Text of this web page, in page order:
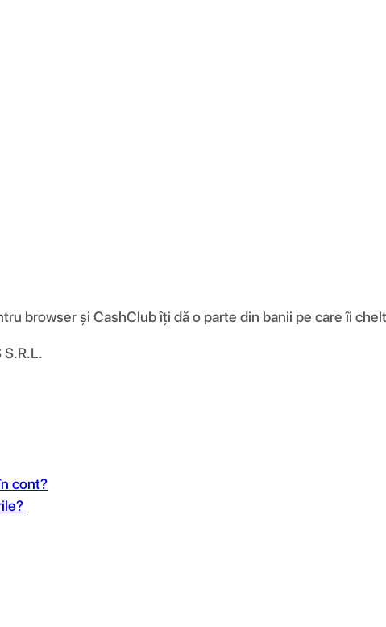
browser și CashClub îți dă o parte din banii pe care îi
S.R.L.
cont?